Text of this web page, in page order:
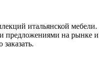
итальянской мебели.
предложениями на рынке и
заказать.